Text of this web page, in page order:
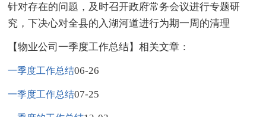
针对存在的问题，及时召开政府常务会议进行专题研
究，下决心对全县的入湖河道进行为期一周的清理
【物业公司一季度工作总结】相关文章：
一季度工作总结06-26
一季度工作总结07-25